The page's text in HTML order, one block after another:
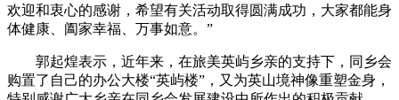
欢迎和衷心的感谢，希望有关活动取得圆满成功，大家都能身
体健康、阖家幸福、万事如意。”
郭起煌表示，近年来，在旅美英屿乡亲的支持下，同乡会
购置了自己的办公大楼“英屿楼”，又为英山境神像重塑金身，